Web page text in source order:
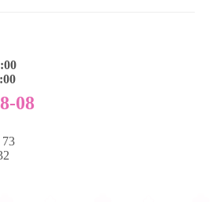
08